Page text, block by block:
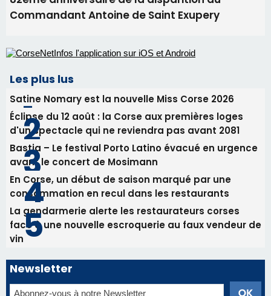
Bastia – Le festival Porto Latino évacué en urgence
avant le concert de Mosimann
consommation en recul dans les restaurants
face à une nouvelle escroquerie au faux vendeur de
vin
Newsletter
Inscrivez-vous à la newsletter de CNI et recevez par
email les infos les plus importantes et une sélection de
nos meilleurs articles
Régie publicitaire